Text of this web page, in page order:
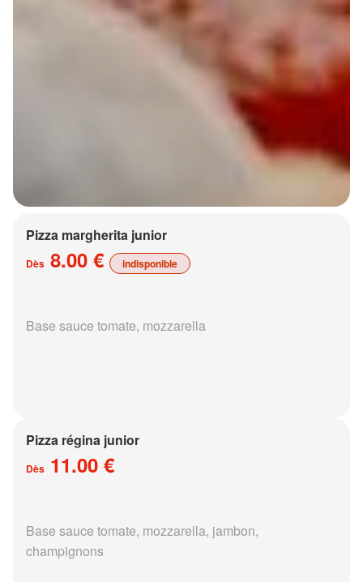
Pizza margherita junior
Dès 8.00 € indisponible
Base sauce tomate, mozzarella
Pizza régina junior
Dès 11.00 €
Base sauce tomate, mozzarella, jambon,
champignons